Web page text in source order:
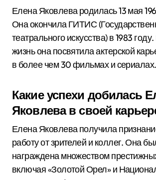
Елена Яковлева родилась 13 мая
Она окончила ГИТИС
театрального искусства) в 1983
жизнь она посвятила актерской
в более чем 30 фильмах и сериалах.
Какие успехи добилась
Яковлева в своей
Елена Яковлева получила
работу от зрителей и коллег. Она
награждена множеством
включая «Золотой Орел» и